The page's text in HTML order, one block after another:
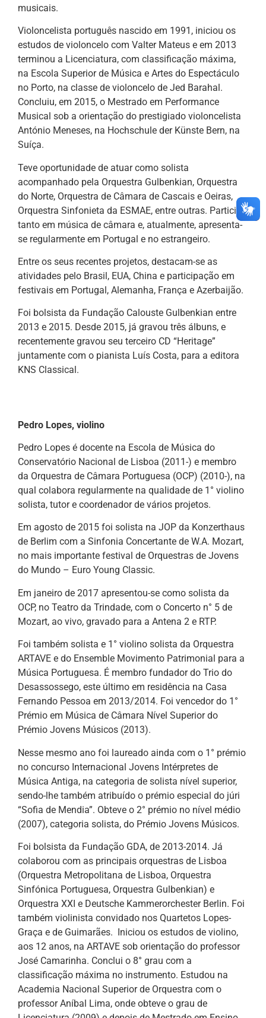
musicais.
Violoncelista português nascido em 1991, iniciou os
estudos de violoncelo com Valter Mateus e em 2013
terminou a Licenciatura, com classificação máxima,
na Escola Superior de Música e Artes do Espectáculo
no Porto, na classe de violoncelo de Jed Barahal.
Concluiu, em 2015, o Mestrado em Performance
Musical sob a orientação do prestigiado violoncelista
António Meneses, na Hochschule der Künste Bern, na
Suíça.
Teve oportunidade de atuar como solista
acompanhado pela Orquestra Gulbenkian, Orquestra
do Norte, Orquestra de Câmara de Cascais e Oeiras,
Orquestra Sinfonieta da ESMAE, entre outras. Participa
tanto em música de câmara e, atualmente, apresenta-
se regularmente em Portugal e no estrangeiro.
Entre os seus recentes projetos, destacam-se as
atividades pelo Brasil, EUA, China e participação em
festivais em Portugal, Alemanha, França e Azerbaijão.
Foi bolsista da Fundação Calouste Gulbenkian entre
2013 e 2015. Desde 2015, já gravou três álbuns, e
recentemente gravou seu terceiro CD “Heritage”
juntamente com o pianista Luís Costa, para a editora
KNS Classical.
Pedro Lopes, violino
Pedro Lopes é docente na Escola de Música do
Conservatório Nacional de Lisboa (2011-) e membro
da Orquestra de Câmara Portuguesa (OCP) (2010-), na
qual colabora regularmente na qualidade de 1° violino
solista, tutor e coordenador de vários projetos.
Em agosto de 2015 foi solista na JOP da Konzerthaus
de Berlim com a Sinfonia Concertante de W.A. Mozart,
no mais importante festival de Orquestras de Jovens
do Mundo – Euro Young Classic.
Em janeiro de 2017 apresentou-se como solista da
OCP, no Teatro da Trindade, com o Concerto n° 5 de
Mozart, ao vivo, gravado para a Antena 2 e RTP.
Foi também solista e 1° violino solista da Orquestra
ARTAVE e do Ensemble Movimento Patrimonial para a
Música Portuguesa. É membro fundador do Trio do
Desassossego, este último em residência na Casa
Fernando Pessoa em 2013/2014. Foi vencedor do 1°
Prémio em Música de Câmara Nível Superior do
Prémio Jovens Músicos (2013).
Nesse mesmo ano foi laureado ainda com o 1° prémio
no concurso Internacional Jovens Intérpretes de
Música Antiga, na categoria de solista nível superior,
sendo-lhe também atribuído o prémio especial do júri
“Sofia de Mendia”. Obteve o 2° prémio no nível médio
(2007), categoria solista, do Prémio Jovens Músicos.
Foi bolsista da Fundação GDA, de 2013-2014. Já
colaborou com as principais orquestras de Lisboa
(Orquestra Metropolitana de Lisboa, Orquestra
Sinfónica Portuguesa, Orquestra Gulbenkian) e
Orquestra XXI e Deutsche Kammerorchester Berlin. Foi
também violinista convidado nos Quartetos Lopes-
Graça e de Guimarães. Iniciou os estudos de violino,
aos 12 anos, na ARTAVE sob orientação do professor
José Camarinha. Conclui o 8° grau com a
classificação máxima no instrumento. Estudou na
Academia Nacional Superior de Orquestra com o
professor Aníbal Lima, onde obteve o grau de